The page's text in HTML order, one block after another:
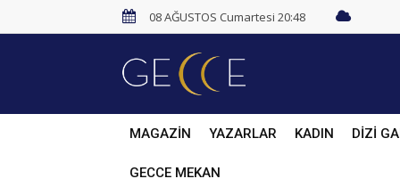
08 AĞUSTOS Cumartesi 20:48
MAGAZİN YAZARLAR KADIN DİZİ
GECCE MEKAN